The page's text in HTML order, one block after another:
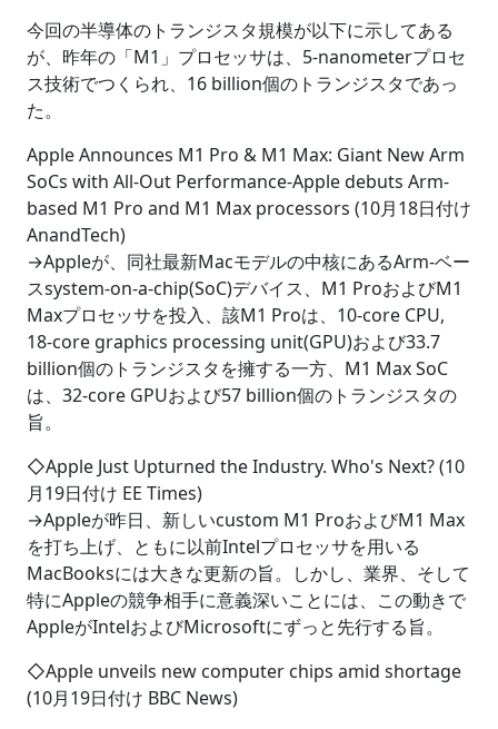
今回の半導体のトランジスタ規模が以下に示してある
が、昨年の「M1」プロセッサは、5-nanometerプロセ
ス技術でつくられ、16 billion個のトランジスタであっ
た。
Apple Announces M1 Pro & M1 Max: Giant New Arm
SoCs with All-Out Performance-Apple debuts Arm-
based M1 Pro and M1 Max processors (10月18日付け
AnandTech)
→Appleが、同社最新Macモデルの中核にあるArm-ベー
スsystem-on-a-chip(SoC)デバイス、M1 ProおよびM1
Maxプロセッサを投入、該M1 Proは、10-core CPU,
18-core graphics processing unit(GPU)および33.7
billion個のトランジスタを擁する一方、M1 Max SoC
は、32-core GPUおよび57 billion個のトランジスタの
旨。
◇Apple Just Upturned the Industry. Who's Next? (10
月19日付け EE Times)
→Appleが昨日、新しいcustom M1 ProおよびM1 Max
を打ち上げ、ともに以前Intelプロセッサを用いる
MacBooksには大きな更新の旨。しかし、業界、そして
特にAppleの競争相手に意義深いことには、この動きで
AppleがIntelおよびMicrosoftにずっと先行する旨。
◇Apple unveils new computer chips amid shortage
(10月19日付け BBC News)